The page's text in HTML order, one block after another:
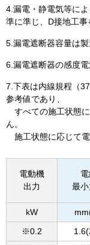
4.漏電・静電気等に
準に準じ、D接地工事
5.漏電遮断器容量は
6.漏電遮断器の感度電
7.下表は内線規程（
参考値であり、
すべての施工状態
ん。
施工状態に応じて電
電動機
出力
最小
kW
※0.2